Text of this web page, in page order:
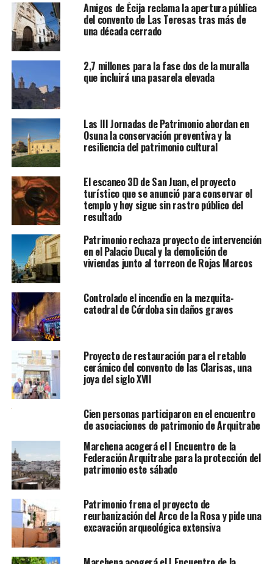
Amigos de Écija reclama la apertura pública
del convento de Las Teresas tras más de
una década cerrado
2,7 millones para la fase dos de la muralla
que incluirá una pasarela elevada
Las III Jornadas de Patrimonio abordan en
Osuna la conservación preventiva y la
resiliencia del patrimonio cultural
El escaneo 3D de San Juan, el proyecto
turístico que se anunció para conservar el
templo y hoy sigue sin rastro público del
resultado
Patrimonio rechaza proyecto de intervención
en el Palacio Ducal y la demolición de
viviendas junto al torreon de Rojas Marcos
Controlado el incendio en la mezquita-
catedral de Córdoba sin daños graves
Proyecto de restauración para el retablo
cerámico del convento de las Clarisas, una
joya del siglo XVII
Cien personas participaron en el encuentro
de asociaciones de patrimonio de Arquitrabe
Marchena acogerá el I Encuentro de la
Federación Arquitrabe para la protección del
patrimonio este sábado
Patrimonio frena el proyecto de
reurbanización del Arco de la Rosa y pide una
excavación arqueológica extensiva